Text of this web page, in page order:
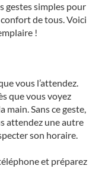
gestes simples pour
de tous. Voici
!
vous l’attendez.
que vous voyez
main. Sans ce geste,
attendez une autre
son horaire.
et préparez